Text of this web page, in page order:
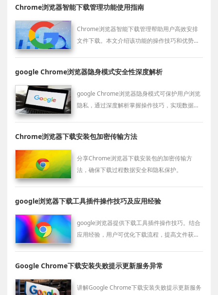
Chrome浏览器智能下载管理功能使用指南
Chrome浏览器智能下载管理帮助用户高效安排
文件下载。本文介绍该功能的操作技巧和优势，
google Chrome浏览器隐身模式安全性深度解析
google Chrome浏览器隐身模式可保护用户浏览
隐私，通过深度解析掌握操作技巧，实现数据不
Chrome浏览器下载安装包加密传输方法
分享Chrome浏览器下载安装包的加密传输方
法，确保下载过程数据安全和隐私保护。
google浏览器下载工具插件操作技巧及应用经验
google浏览器提供下载工具插件操作技巧。结合
应用经验，用户可优化下载流程，提高文件获取
Google Chrome下载安装失败提示更新服务异常
讲解Google Chrome下载安装失败提示更新服务